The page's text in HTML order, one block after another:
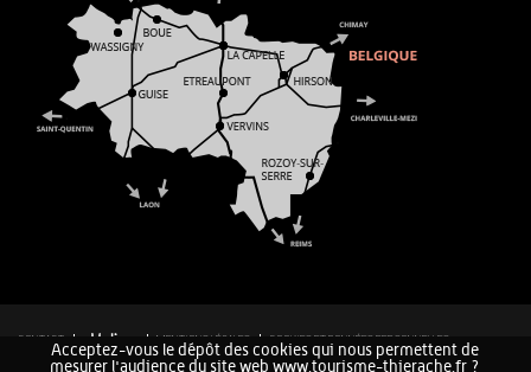
CONTACT MENTIONS LÉGALES
COOKIES ET DONNÉES PERSONNELLES
PLAN DU SITE
Acceptez-vous le dépôt des cookies qui nous permettent de
mesurer l'audience du site web www.tourisme-thierache.fr ?